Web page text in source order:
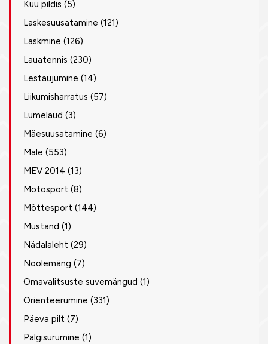
Kuu pildis (5)
Laskesuusatamine (121)
Laskmine (126)
Lauatennis (230)
Lestaujumine (14)
Liikumisharratus (57)
Lumelaud (3)
Mäesuusatamine (6)
Male (553)
MEV 2014 (13)
Motosport (8)
Mõttesport (144)
Mustand (1)
Nädalaleht (29)
Noolemäng (7)
Omavalitsuste suvemängud (1)
Orienteerumine (331)
Päeva pilt (7)
Palgisurumine (1)